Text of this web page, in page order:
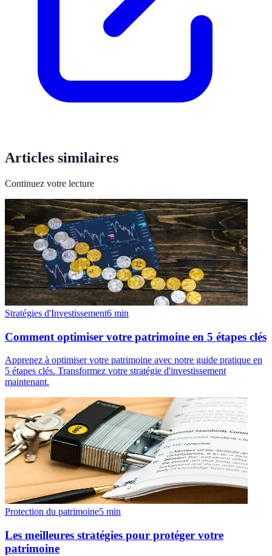
Articles similaires
Continuez votre lecture
Stratégies d'Investissement6 min
Comment optimiser votre patrimoine en 5 étapes clés
Apprenez à optimiser votre patrimoine avec notre guide pratique en
5 étapes clés. Transformez votre stratégie d'investissement
maintenant.
Protection du patrimoine5 min
Les meilleures stratégies pour protéger votre
patrimoine